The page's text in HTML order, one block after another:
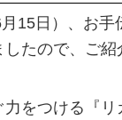
15日）、お手
たので、ご紹
をつける『リ